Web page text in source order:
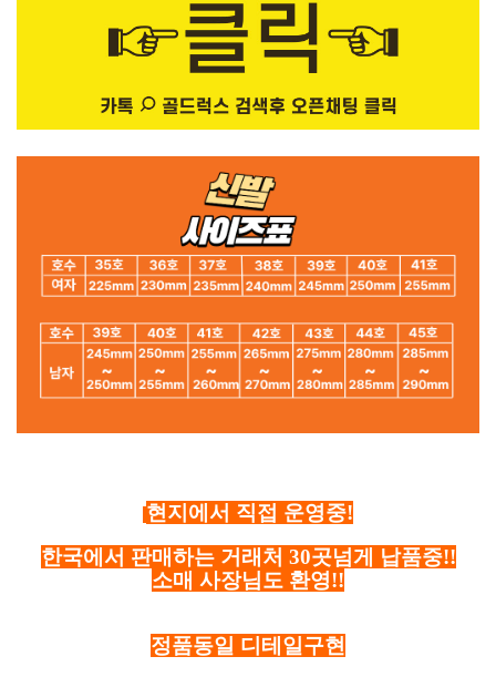
현지에서 직접 운영중!
한국에서 판매하는 거래처 30곳넘게 납품중!!
소매 사장님도 환영!!
정품동일 디테일구현